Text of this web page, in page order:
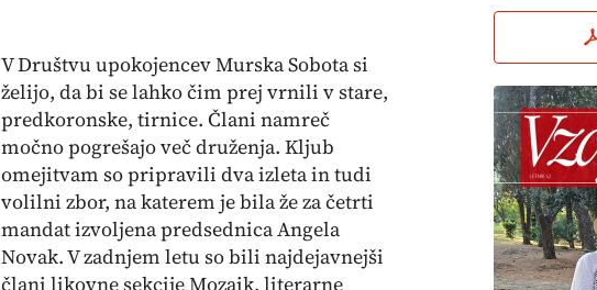
V Društvu upokojencev Murska Sobota si
želijo, da bi se lahko čim prej vrnili v stare,
predkoronske, tirnice. Člani namreč
močno pogrešajo več druženja. Kljub
omejitvam so pripravili dva izleta in tudi
volilni zbor, na katerem je bila že za četrti
mandat izvoljena predsednica Angela
Novak. V zadnjem letu so bili najdejavnejši
člani likovne sekcije Mozaik, literarne